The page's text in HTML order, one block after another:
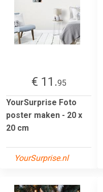
€ 11.95
YourSurprise Foto
poster maken - 20 x
20 cm
YourSurprise.nl